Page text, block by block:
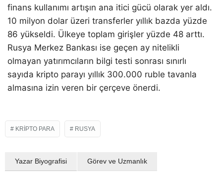
finans kullanımı artışın ana itici gücü olarak yer aldı.
10 milyon dolar üzeri transferler yıllık bazda yüzde
86 yükseldi. Ülkeye toplam girişler yüzde 48 arttı.
Rusya Merkez Bankası ise geçen ay nitelikli
olmayan yatırımcıların bilgi testi sonrası sınırlı
sayıda kripto parayı yıllık 300.000 ruble tavanla
almasına izin veren bir çerçeve önerdi.
KRIPTO PARA RUSYA
Yazar Biyografisi Görev ve Uzmanlık